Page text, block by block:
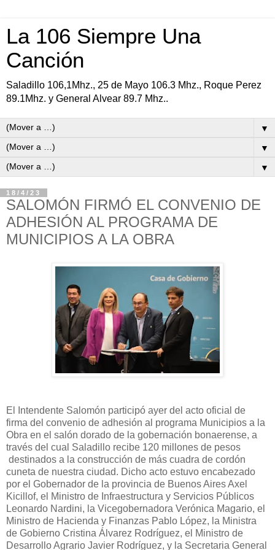
La 106 Siempre Una
Canción
Saladillo 106,1Mhz., 25 de Mayo 106.3 Mhz., Roque Perez
89.1Mhz. y General Alvear 89.7 Mhz..
▼
▼
▼
18/4/23
SALOMÓN FIRMÓ EL CONVENIO DE
ADHESIÓN AL PROGRAMA DE
MUNICIPIOS A LA OBRA
El Intendente Salomón participó ayer del acto oficial de
firma del convenio de adhesión al programa Municipios a la
Obra en el salón dorado de la gobernación bonaerense, a
través del cual Saladillo recibe 120 millones de pesos
destinados a la construcción de más cuadra de cordón
cuneta de nuestra ciudad. Dicho acto estuvo encabezado
por el Gobernador de la provincia de Buenos Aires Axel
Kicillof, el Ministro de Infraestructura y Servicios Públicos
Leonardo Nardini, la Vicegobernadora Verónica Magario, el
Ministro de Hacienda y Finanzas Pablo López, la Ministra
de Gobierno Cristina Álvarez Rodríguez, el Ministro de
Desarrollo Agrario Javier Rodríguez, y la Secretaria General